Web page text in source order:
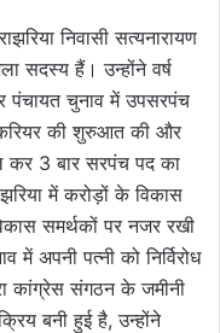
निवासी सत्यनारायण
सदस्य हैं। उन्होंने वर्ष
पंचायत चुनाव में उपसरपंच
की शुरुआत की और
कर 3 बार सरपंच पद का
में करोड़ों के विकास
समर्थकों पर नजर रखी
में अपनी पत्नी को निर्विरोध
कांग्रेस संगठन के जमीनी
बनी हुई है, उन्होंने